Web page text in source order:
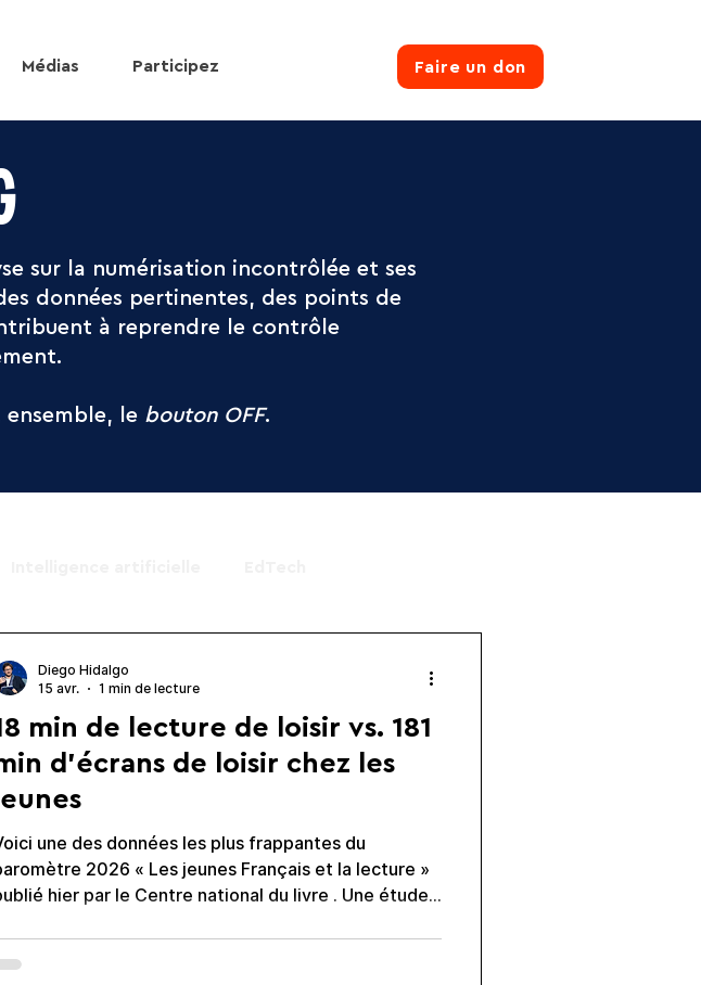
Médias Participez Faire un don
sur la numérisation incontrôlée et ses
données pertinentes, des points de
à reprendre le contrôle
ensemble, le bouton OFF.
min de lecture de loisir vs. 181
d'écrans de loisir chez les
une des données les plus frappantes du
2026 « Les jeunes Français et la lecture »
hier par le Centre national du livre . Une étude
chez les jeunes. Comme l'indique Etienne
Diego Hidalgo
15 avr.
1 min de lecture